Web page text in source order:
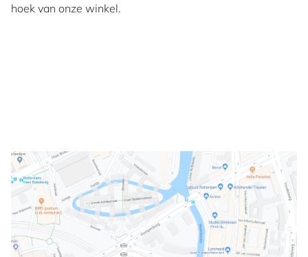
hoek van onze winkel.